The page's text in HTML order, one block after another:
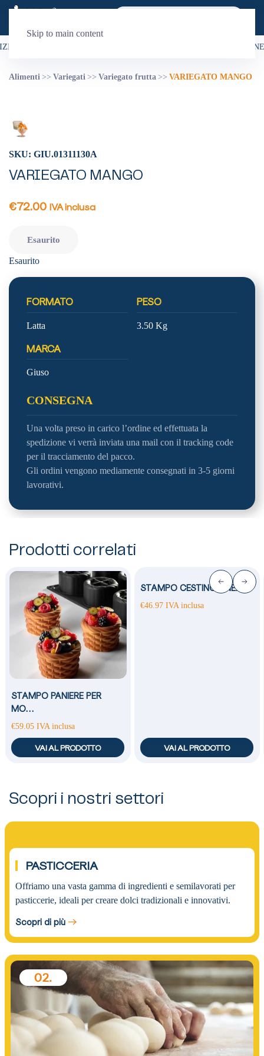
Skip to main content
È GRATUITA PER ORDINI SUPERIORI A 99€ LA
Alimenti Variegati Variegato frutta VARIEGATO MANGO
SKU: GIU.01311130A
VARIEGATO MANGO
€72.00 IVA inclusa
Esaurito
Esaurito
FORMATO
Latta
PESO
3.50 Kg
MARCA
Giuso
CONSEGNA
Una volta preso in carico l’ordine ed effettuata la
spedizione vi verrà inviata una mail con il tracking code
per il tracciamento del pacco.
Gli ordini vengono mediamente consegnati in 3-5 giorni
lavorativi.
Prodotti correlati
STAMPO PANIERE PER
MO…
€59.05 IVA inclusa
VAI AL PRODOTTO
STAMPO CESTINO LINEA…
€46.97 IVA inclusa
VAI AL PRODOTTO
Scopri i nostri settori
01.
PASTICCERIA
Offriamo una vasta gamma di ingredienti e semilavorati per
pasticcerie, ideali per creare dolci tradizionali e innovativi.
Scopri di più
02.